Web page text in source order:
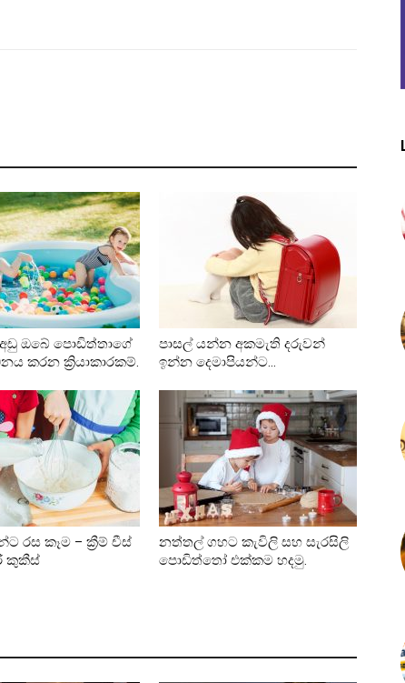
ඔබේ පොඩිත්තාගේ
කරන ක්‍රියාකාරකම්.
පාසල් යන්න අකමැති දරුවන්
ඉන්න දෙමාපියන්ට…
රස කෑම – ක්‍රීම් චීස්
කුකීස්
නත්තල් ගහට කැවිලි සහ සැරසිලි
පොඩිත්තෝ එක්කම හදමු.